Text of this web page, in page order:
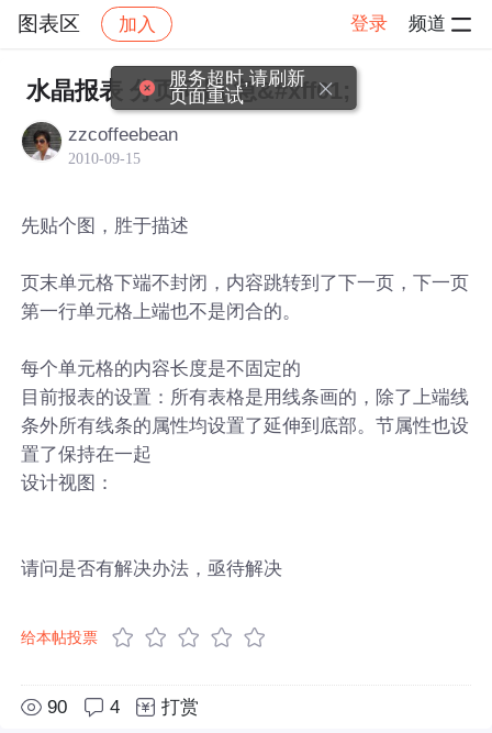
图表区 加入 登录 频道
社区 图表区 帖子详情
水晶报表 分页问题 急&#xff01;
zzcoffeebean
2010-09-15
先贴个图，胜于描述
页末单元格下端不封闭，内容跳转到了下一页，下一页
第一行单元格上端也不是闭合的。
每个单元格的内容长度是不固定的
目前报表的设置：所有表格是用线条画的，除了上端线
条外所有线条的属性均设置了延伸到底部。节属性也设
置了保持在一起
设计视图：
请问是否有解决办法，亟待解决
给本帖投票
90 4 打赏
服务超时,请刷新
页面重试